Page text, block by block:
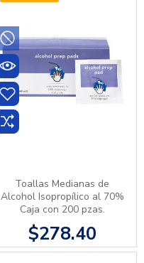
Toallas Medianas de
Alcohol Isopropílico al 70%
Caja con 200 pzas.
$278.40